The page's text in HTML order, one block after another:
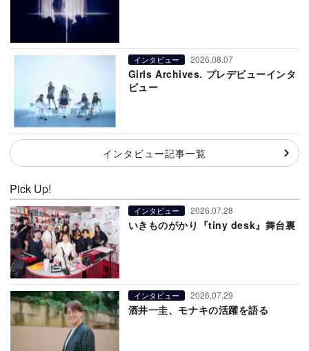
インタビュー 2026.08.07
Girls Archives. プレデビューインタ
ビュー
インタビュー記事一覧
Pick Up!
インタビュー 2026.07.28
いきものがかり『tiny desk』舞台裏
インタビュー 2026.07.29
酒井一圭、モナキの活躍を語る